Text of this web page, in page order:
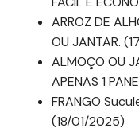
ARROZ DE
OU JANTAR.
ALMOÇO OU
APENAS 1
FRANGO
(18/01/2025)